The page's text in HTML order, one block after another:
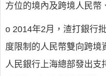
方位的境內及跨境人民幣
o 2014年2月，渣打銀行
度限制的人民幣雙向跨境
人民銀行上海總部發出支